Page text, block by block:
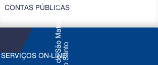
CONTAS PÚBLICAS
SERVIÇOS ON-LINE